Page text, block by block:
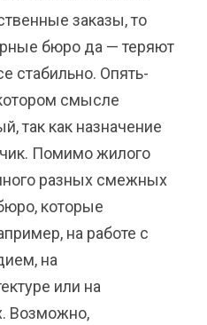
заказы, то
бюро да — теряют
стабильно. Опять-
смысле
так как назначение
Помимо жилого
разных смежных
которые
на работе с
на
или на
Возможно,